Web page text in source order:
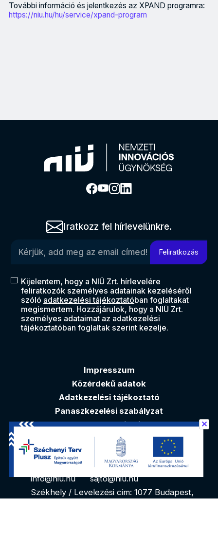
További információ és jelentkezés az XPAND programra:
https://niu.hu/hu/service/xpand-program
Iratkozz fel hírlevelünkre.
Feliratkozás
Kijelentem, hogy a NIÜ Zrt. hírlevelére
feliratkozók személyes adatainak kezeléséről
szóló adatkezelési tájékoztatóban foglaltakat
megismertem. Hozzájárulok, hogy a NIÜ Zrt.
személyes adataimat az adatkezelési
tájékoztatóban foglaltak szerint kezelje.
Impresszum
Közérdekű adatok
Adatkezelési tájékoztató
Panaszkezelési szabályzat
Akadálymentesítési nyilatkozat
Elérhetőségek
info@niu.hu
sajto@niu.hu
Székhely / Levelezési cím: 1077 Budapest,
✕